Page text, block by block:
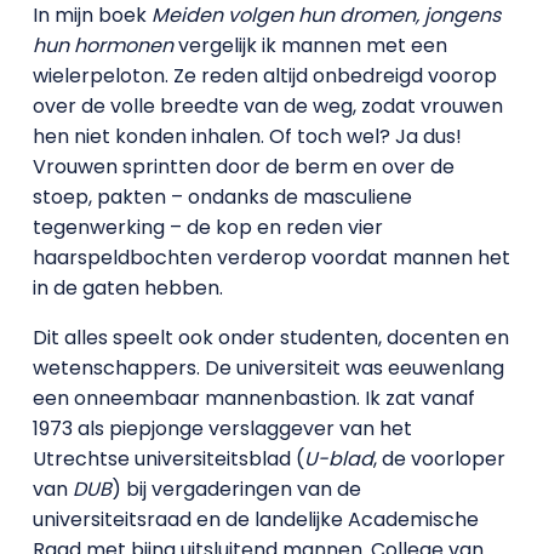
In mijn boek Meiden volgen hun dromen, jongens
hun hormonenvergelijk ik mannen met een
wielerpeloton. Ze reden altijd onbedreigd voorop
over de volle breedte van de weg, zodat vrouwen
hen niet konden inhalen. Of toch wel? Ja dus!
Vrouwen sprintten door de berm en over de
stoep, pakten – ondanks de masculiene
tegenwerking – de kop en reden vier
haarspeldbochten verderop voordat mannen het
in de gaten hebben.
Dit alles speelt ook onder studenten, docenten en
wetenschappers. De universiteit was eeuwenlang
een onneembaar mannenbastion. Ik zat vanaf
1973 als piepjonge verslaggever van het
Utrechtse universiteitsblad (U-blad, de voorloper
van DUB) bij vergaderingen van de
universiteitsraad en de landelijke Academische